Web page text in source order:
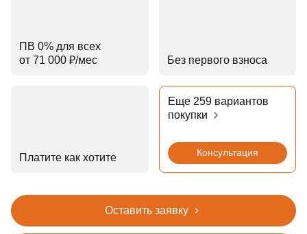
ПВ 0% для всех
от 71 000 ₽⁠/⁠мес
Без первого взноса
Платите как хотите
Еще 259 вариантов
покупки
Консультация
Оставить заявку